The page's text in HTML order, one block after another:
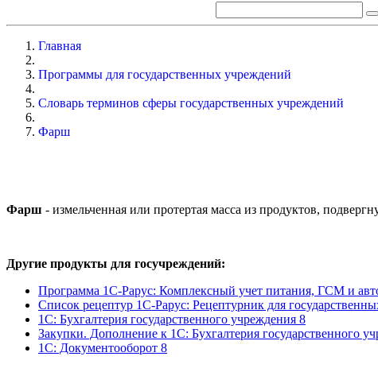
Главная
Программы для государственных учреждений
Словарь терминов сферы государственных учреждений
Фарш
Фарш - измельченная или протертая масса из продуктов,
Другие продукты для госучреждений:
Программа 1С-Рарус: Комплексный учет питания, ГСМ и
Список рецептур 1С-Рарус: Рецептурник для
1С: Бухгалтерия государственного учреждения 8
Закупки. Дополнение к 1С: Бухгалтерия государственного
1С: Документооборот 8